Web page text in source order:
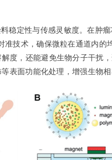
稳定性与传感灵敏度。在肿
技术，确保微粒在通道内
度，还能避免生物分子干扰
表面功能化处理，增强生物相